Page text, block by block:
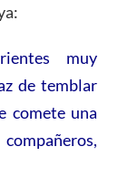
muy
de temblar
comete una